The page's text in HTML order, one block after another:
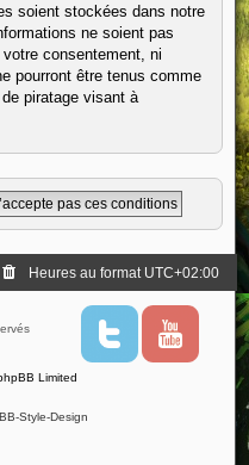
soient stockées dans notre
ne soient pas
consentement, ni
pourront être tenus comme
piratage visant à
Heures au format UTC+02:00
T
i
Y
u
Limited
Style-Design